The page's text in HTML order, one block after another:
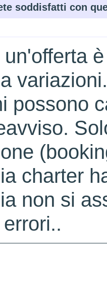
soddisfatti con
possono
charter
non si